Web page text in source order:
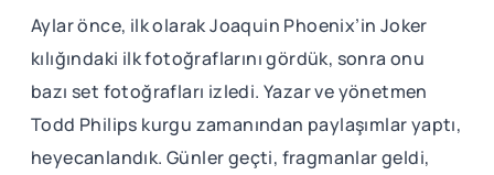
Aylar önce, ilk olarak Joaquin Phoenix’in Joker
kılığındaki ilk fotoğraflarını gördük, sonra onu
bazı set fotoğrafları izledi. Yazar ve yönetmen
Todd Philips kurgu zamanından paylaşımlar yaptı,
heyecanlandık. Günler geçti, fragmanlar geldi,